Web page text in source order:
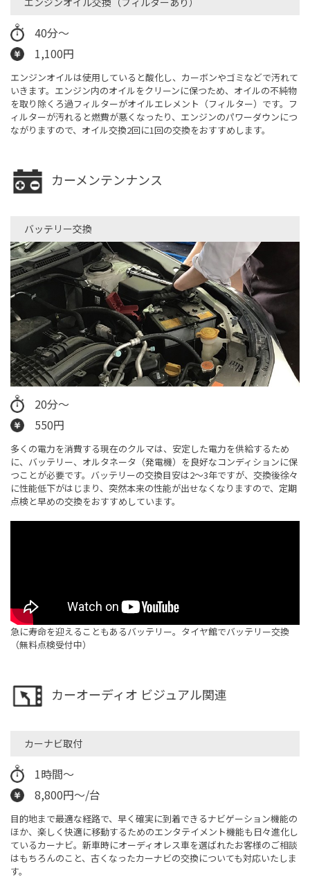
40分～
1,100円
エンジンオイルは使用していると酸化し、カーボンやゴミなどで汚れて
いきます。エンジン内のオイルをクリーンに保つため、オイルの不純物
を取り除くろ過フィルターがオイルエレメント（フィルター）です。フ
ィルターが汚れると燃費が悪くなったり、エンジンのパワーダウンにつ
ながりますので、オイル交換2回に1回の交換をおすすめします。
カーメンテンナンス
バッテリー交換
20分～
550円
多くの電力を消費する現在のクルマは、安定した電力を供給するため
に、バッテリー、オルタネータ（発電機）を良好なコンディションに保
つことが必要です。バッテリーの交換目安は2～3年ですが、交換後徐々
に性能低下がはじまり、突然本来の性能が出せなくなりますので、定期
点検と早めの交換をおすすめしています。
急に寿命を迎えることもあるバッテリー。タイヤ館でバッテリー交換
（無料点検受付中）
カーオーディオ ビジュアル関連
カーナビ取付
1時間〜
8,800円〜/台
目的地まで最適な経路で、早く確実に到着できるナビゲーション機能の
ほか、楽しく快適に移動するためのエンタテイメント機能も日々進化し
ているカーナビ。新車時にオーディオレス車を選ばれたお客様のご相談
はもちろんのこと、古くなったカーナビの交換についても対応いたしま
す。